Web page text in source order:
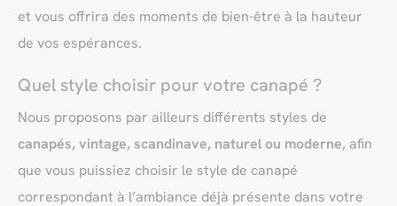
et vous offrira des moments de bien-être à la hauteur
de vos espérances.
Quel style choisir pour votre canapé ?
Nous proposons par ailleurs différents styles de
canapés, vintage, scandinave, naturel ou moderne, afin
que vous puissiez choisir le style de canapé
correspondant à l’ambiance déjà présente dans votre